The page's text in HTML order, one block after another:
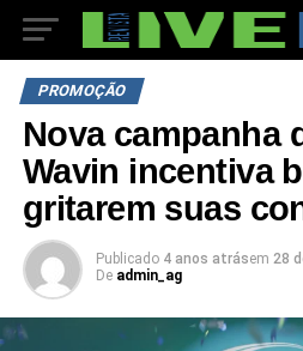
PROMOÇÃO
Nova campanha
Wavin incentiva
gritarem suas
Publicado 4 anos atrásem 28
De admin_ag